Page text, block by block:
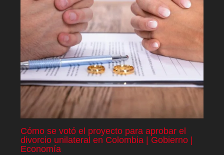
Cómo se votó el proyecto para aprobar el
divorcio unilateral en Colombia | Gobierno |
Economía